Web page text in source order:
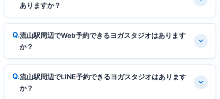
ありますか？
流山駅周辺でWeb予約できるヨガスタジオはあります
か？
流山駅周辺でLINE予約できるヨガスタジオはあります
か？